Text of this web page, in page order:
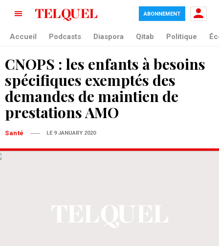
ABONNEMENT
Accueil Podcasts Diaspora Qitab Politique
CNOPS : les enfants à besoins
spécifiques exemptés des
demandes de maintien de
prestations AMO
Santé LE 9 JANUARY 2020